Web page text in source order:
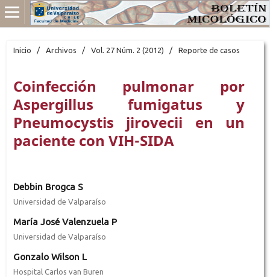
Inicio / Archivos / Vol. 27 Núm. 2 (2012) / Reporte de casos
Coinfección pulmonar por
Aspergillus fumigatus y
Pneumocystis jirovecii en un
paciente con VIH-SIDA
Debbin Brogca S
Universidad de Valparaíso
María José Valenzuela P
Universidad de Valparaíso
Gonzalo Wilson L
Hospital Carlos van Buren